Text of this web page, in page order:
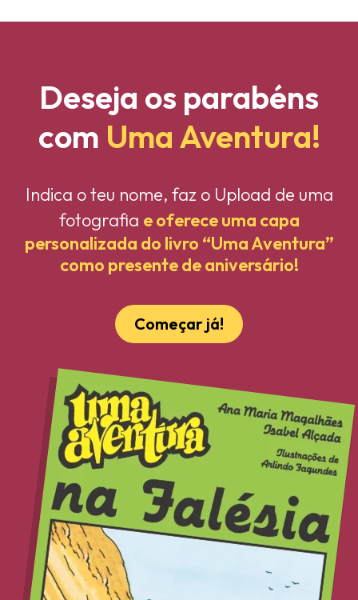
Deseja os parabéns
com Uma Aventura!
Indica o teu nome, faz o Upload de uma
fotografia e oferece uma capa
personalizada do livro “Uma Aventura”
como presente de aniversário!
Começar já!